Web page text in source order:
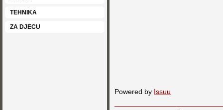
TEHNIKA
ZA DJECU
Powered by Issuu